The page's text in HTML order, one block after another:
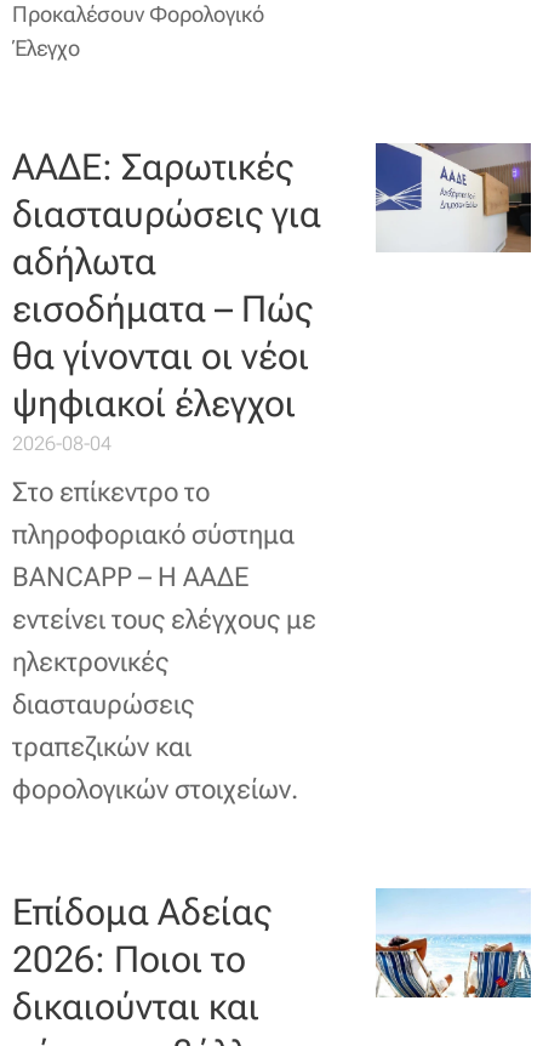
Προκαλέσουν Φορολογικό
Έλεγχο
ΑΑΔΕ: Σαρωτικές
διασταυρώσεις για
αδήλωτα
εισοδήματα – Πώς
θα γίνονται οι νέοι
ψηφιακοί έλεγχοι
2026-08-04
Στο επίκεντρο το
πληροφοριακό σύστημα
BANCAPP – Η ΑΑΔΕ
εντείνει τους ελέγχους με
ηλεκτρονικές
διασταυρώσεις
τραπεζικών και
φορολογικών στοιχείων.
Επίδομα Αδείας
2026: Ποιοι το
δικαιούνται και